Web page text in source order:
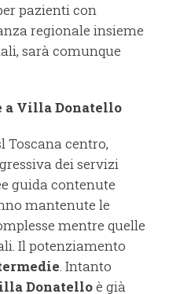
pazienti con
regionale insieme
sarà comunque
a Villa Donatello
centro,
dei servizi
guida contenute
mantenute le
mentre quelle
Il potenziamento
. Intanto
Donatelloè già